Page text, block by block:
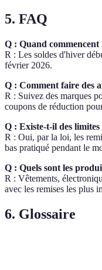
5. FAQ
Q : Quand commencent
R : Les soldes d'hiver
février 2026.
Q : Comment faire des
R : Suivez des marques
coupons de réduction
Q : Existe-t-il des limites
R : Oui, par la loi, les
bas pratiqué pendant le
Q : Quels sont les
R : Vêtements,
avec les remises les plus
6. Glossaire